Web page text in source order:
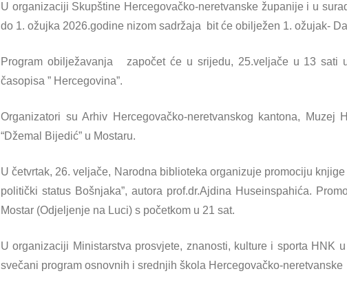
U organizaciji Skupštine Hercegovačko-neretvanske županije i u
do 1. ožujka 2026.godine nizom sadržaja bit će obilježen 1. ožujak-
Program obilježavanja započet će u srijedu, 25.veljače u 13 sati
časopisa ” Hercegovina”.
Organizatori su Arhiv Hercegovačko-neretvanskog kantona,
“Džemal Bijedić” u Mostaru.
U četvrtak, 26. veljače, Narodna biblioteka organizuje promociju
politički status Bošnjaka”, autora prof.dr.Ajdina Huseinspahića.
Mostar (Odjeljenje na Luci) s početkom u 21 sat.
U organizaciji Ministarstva prosvjete, znanosti, kulture i sporta HNK
svečani program osnovnih i srednjih škola Hercegovačko-